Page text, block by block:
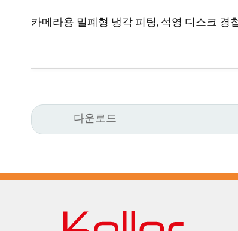
카메라용 밀폐형 냉각 피팅, 석영 디스크 경
다운로드